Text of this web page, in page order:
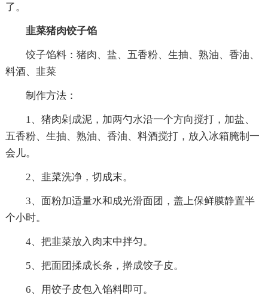
了。
韭菜猪肉饺子馅
饺子馅料：猪肉、盐、五香粉、生抽、熟油、香油、
料酒、韭菜
制作方法：
1、猪肉剁成泥，加两勺水沿一个方向搅打，加盐、
五香粉、生抽、熟油、香油、料酒搅打，放入冰箱腌制一
会儿。
2、韭菜洗净，切成末。
3、面粉加适量水和成光滑面团，盖上保鲜膜静置半
个小时。
4、把韭菜放入肉末中拌匀。
5、把面团揉成长条，擀成饺子皮。
6、用饺子皮包入馅料即可。